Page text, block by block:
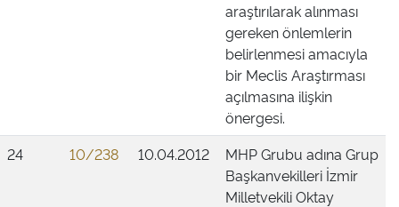
araştırılarak alınması
gereken önlemlerin
belirlenmesi amacıyla
bir Meclis Araştırması
açılmasına ilişkin
önergesi.
24
10/238 10.04.2012
MHP Grubu adına Grup
Başkanvekilleri İzmir
Milletvekili Oktay